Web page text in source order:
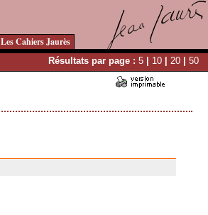
Les Cahiers Jaurès
Résultats par page : 5 | 10 | 20 | 50